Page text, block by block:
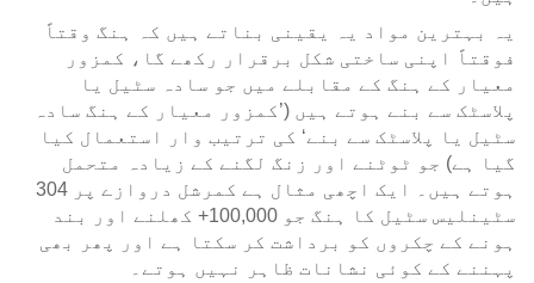
یہ بہترین مواد یہ یقینی بناتے ہیں کہ ہنگ وقتاً
فوقتاً اپنی ساختی شکل برقرار رکھے گا، کمزور
معیار کے ہنگ کے مقابلے میں جو سادہ سٹیل یا
پلاسٹک سے بنے ہوتے ہیں (’کمزور معیار کے ہنگ سادہ
سٹیل یا پلاسٹک سے بنے‘ کی ترتیب وار استعمال کیا
گیا ہے) جو ٹوٹنے اور زنگ لگنے کے زیادہ متحمل
ہوتے ہیں۔ ایک اچھی مثال ہے کمرشل دروازے پر 304
سٹینلیس سٹیل کا ہنگ جو 100,000+ کھلنے اور بند
ہونے کے چکروں کو برداشت کر سکتا ہے اور پھر بھی
پہننے کے کوئی نشانات ظاہر نہیں ہوتے۔